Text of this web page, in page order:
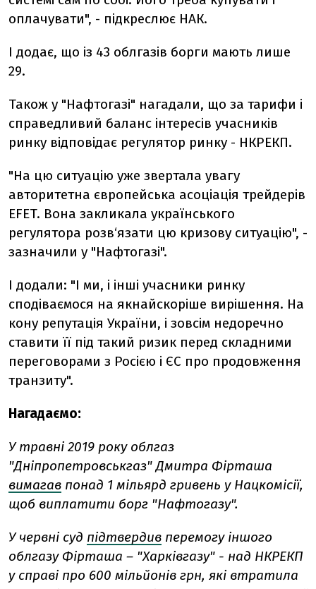
оплачувати", - підкреслює НАК.
І додає, що із 43 облгазів борги мають лише
29.
Також у "Нафтогазі" нагадали, що за тарифи і
справедливий баланс інтересів учасників
ринку відповідає регулятор ринку - НКРЕКП.
"На цю ситуацію уже звертала увагу
авторитетна європейська асоціація трейдерів
EFET. Вона закликала українського
регулятора розв‘язати цю кризову ситуацію", -
зазначили у "Нафтогазі".
І додали: "І ми, і інші учасники ринку
сподіваємося на якнайскоріше вирішення. На
кону репутація України, і зовсім недоречно
ставити її під такий ризик перед складними
переговорами з Росією і ЄС про продовження
транзиту".
Нагадаємо:
У травні 2019 року облгаз
"Дніпропетровськгаз" Дмитра Фірташа
вимагав понад 1 мільярд гривень у Нацкомісії,
щоб виплатити борг "Нафтогазу".
У червні суд підтвердив перемогу іншого
облгазу Фірташа – "Харківгазу" - над НКРЕКП
у справі про 600 мільйонів грн, які втратила